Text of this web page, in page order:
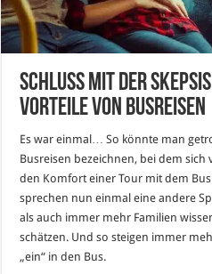
Schluss mit der
Vorteile von Busreisen
Es war einmal… So könnte man
Busreisen bezeichnen, bei dem
den Komfort einer Tour mit dem
sprechen nun einmal eine andere
als auch immer mehr Familien
schätzen. Und so steigen immer
„ein“ in den Bus.